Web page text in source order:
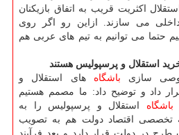
اكثریت قریب به اتفاق بازیكنان
داخلی می سازند. ازاین رو اگر روی
حتما می توانیم به تیم های عربی هم
استقلال و پرسپولیس هستند
سازی باشگاه های استقلال و
داد و توضیح داد: ما مصمم هستیم
باشگاه استقلال و پرسپولیس را به
تخصصی اقتصاد دولت هم به تصویب
در دولت قرار دارد و بعد فرآیند